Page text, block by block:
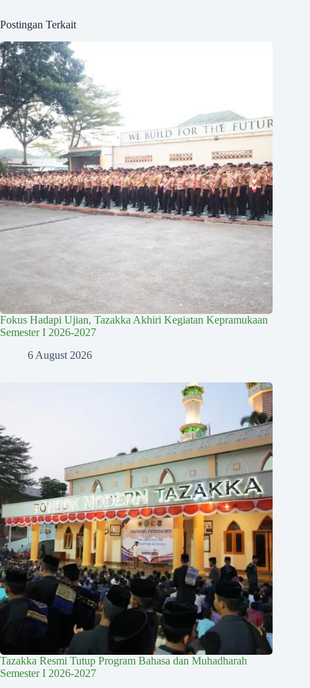
Postingan Terkait
Fokus Hadapi Ujian, Tazakka Akhiri Kegiatan Kepramukaan
Semester I 2026-2027
6 August 2026
Tazakka Resmi Tutup Program Bahasa dan Muhadharah
Semester I 2026-2027